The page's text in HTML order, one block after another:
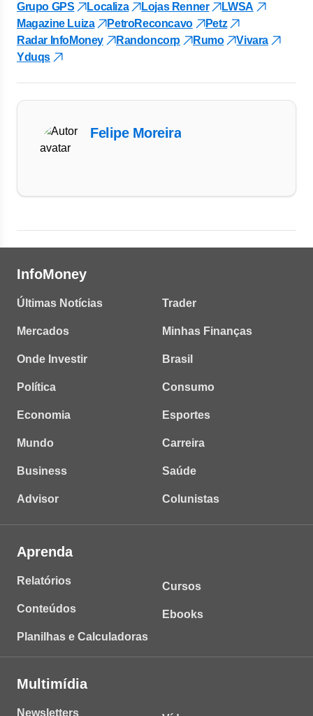
Grupo GPS
Localiza Lojas Renner
LWSA
Magazine Luiza
PetroReconcavo
Petz
Radar InfoMoney
Randoncorp Rumo
Vivara
Yduqs
Felipe Moreira
InfoMoney
Últimas Notícias
Mercados
Onde Investir
Política
Economia
Mundo
Business
Advisor
Trader
Minhas Finanças
Brasil
Consumo
Esportes
Carreira
Saúde
Colunistas
Aprenda
Relatórios
Conteúdos
Planilhas e Calculadoras
Cursos
Ebooks
Multimídia
Newsletters